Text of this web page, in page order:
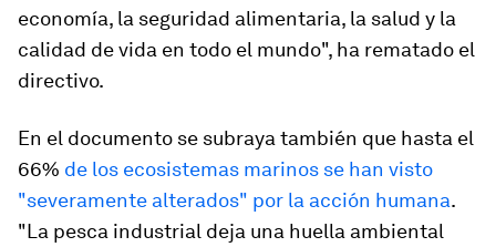
economía, la seguridad alimentaria, la salud y la
calidad de vida en todo el mundo", ha rematado el
directivo.
En el documento se subraya también que hasta el
66% de los ecosistemas marinos se han visto
"severamente alterados" por la acción humana.
"La pesca industrial deja una huella ambiental